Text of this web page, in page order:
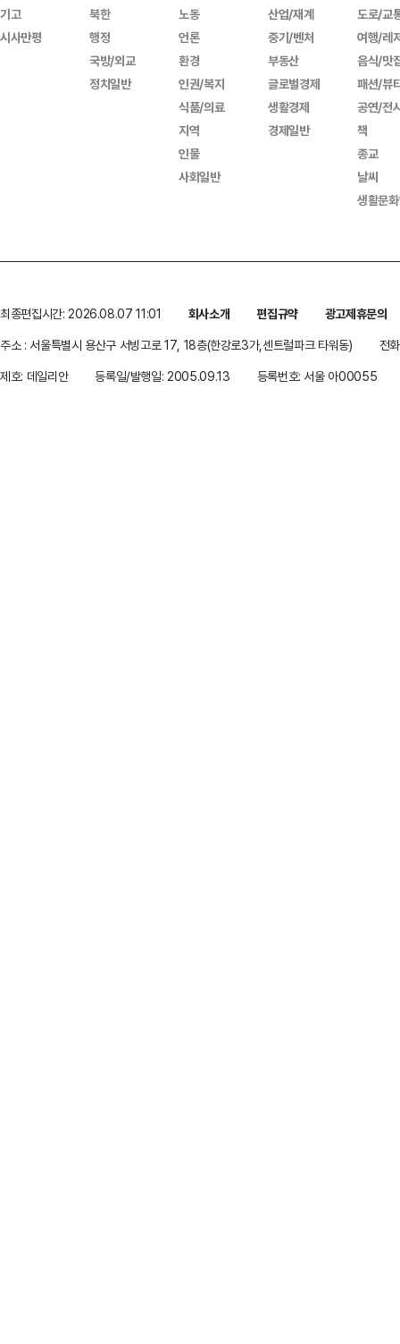
기고
시사만평
북한
행정
국방/외교
정치일반
노동
언론
환경
인권/복지
식품/의료
지역
인물
사회일반
산업/재계
중기/벤처
부동산
글로벌경제
생활경제
경제일반
도로/교
여행/레
음식/맛
패션/뷰
공연/전
책
종교
날씨
생활문
최종편집시간: 2026.08.07 11:01 회사소개 편집규약
광고제휴문의
주소 : 서울특별시 용산구 서빙고로 17, 18층(한강로3가,센트럴파크 타워동)
전
제호: 데일리안
등록일/발행일: 2005.09.13 등록번호: 서울 아00055